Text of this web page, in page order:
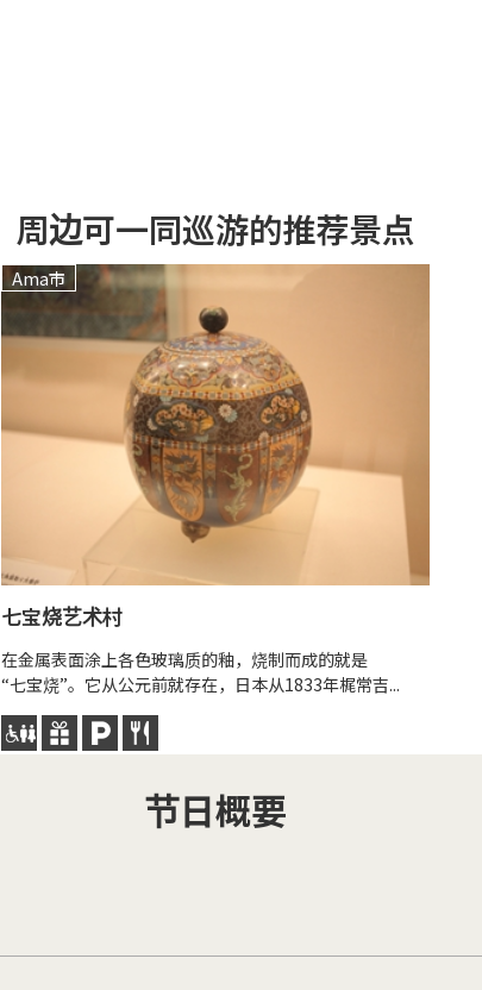
周边可一同巡游的推荐景点
Ama市
七宝烧艺术村
在金属表面涂上各色玻璃质的釉，烧制而成的就是
“七宝烧”。它从公元前就存在，日本从1833年梶常吉...
节日概要